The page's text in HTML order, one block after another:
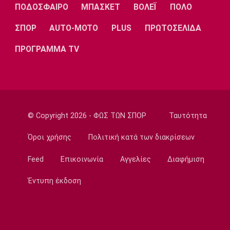
Ποδόσφαιρο - Διεθνή
22:20
Super League 1
Κούβελος σε αδελφές Αλεξανδρή: «Μας
21:50
Super League 2
21:35
ΠΟΔΟΣΦΑΙΡΟ ΜΠΑΣΚΕΤ ΒΟΛΕΪ ΠΟΛΟ
ΣΠΟΡ AUTO-MOTO PLUS ΠΡΩΤΟΣΕΛΙΔΑ
ΠΡΟΓΡΑΜΜΑ TV
© Copyright 2026 - ΦΩΣ ΤΩΝ ΣΠΟΡ Ταυτότητα
Όροι χρήσης Πολιτική κατά των διακρίσεων
Feed Επικοινωνία Αγγελίες Διαφήμιση
Έντυπη έκδοση